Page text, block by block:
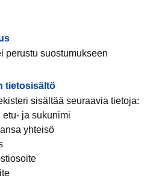
perustu suostumukseen
tietosisältö
sisältää seuraavia tietoja:
ja sukunimi
yhteisö